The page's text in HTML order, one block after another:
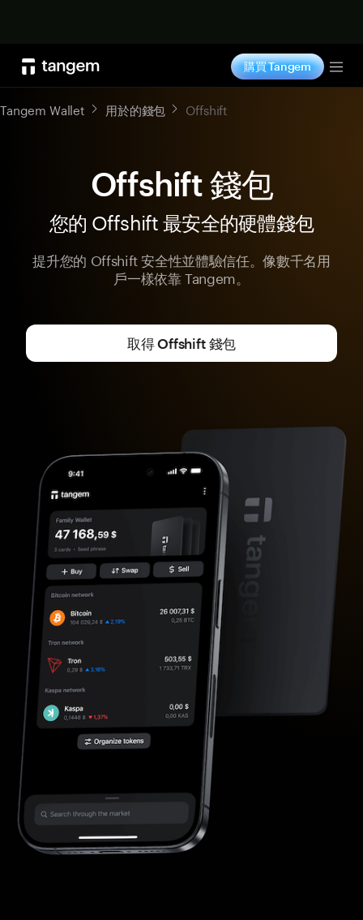
購買 Tangem
Tangem Wallet 用於的錢包 Offshift
Offshift 錢包
您的 Offshift 最安全的硬體錢包
提升您的 Offshift 安全性並體驗信任。像數千名用
戶一樣依靠 Tangem。
取得 Offshift 錢包